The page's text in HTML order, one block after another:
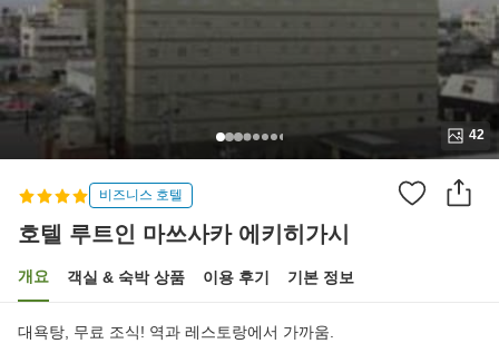
42
비즈니스 호텔
호텔 루트인 마쓰사카 에키히가시
개요 객실 & 숙박 상품 이용 후기 기본 정보
대욕탕, 무료 조식! 역과 레스토랑에서 가까움.